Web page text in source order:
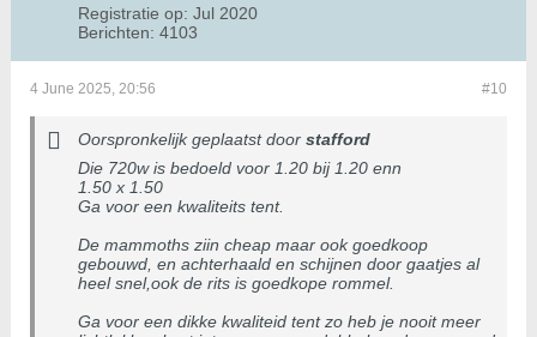
Registratie op: Jul 2020
Berichten: 4103
#10
4 June 2025, 20:56
Oorspronkelijk geplaatst door stafford
Die 720w is bedoeld voor 1.20 bij 1.20 enn
1.50 x 1.50
Ga voor een kwaliteits tent.
De mammoths ziin cheap maar ook goedkoop
gebouwd, en achterhaald en schijnen door gaatjes al
heel snel,ook de rits is goedkope rommel.
Ga voor een dikke kwaliteid tent zo heb je nooit meer